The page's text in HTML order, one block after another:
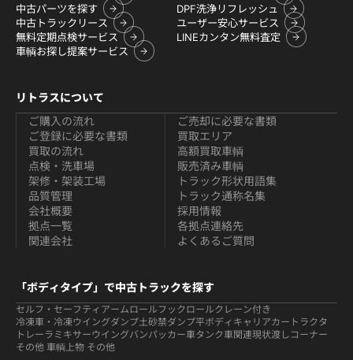
中古パーツを探す
DPF洗浄リフレッシュ
中古トラックリース
ユーザー安心サービス
無料定期点検サービス
LINEカンタン無料査定
車輌お探し提案サービス
リトラスについて
ご購入の流れ
ご登録に必要な書類
買取の流れ
ご売却に必要な書類
買取エリア
高額買取車輌
点検・洗車場
架修・架装工場
品質管理
販売済み車輌
トラック形状用語集
トラック通称名集
会社概要
拠点一覧
関連会社
採用情報
各拠点連絡先
よくあるご質問
「ボディタイプ」で中古トラックを探す
セルフ・セーフティ アームロールフックロールクレーン付き
冷凍車・冷凍ウイングダンプ土砂禁ダンプ平ボディ キャリアカー トラクタ
トレーラ ミキサーウイングバンパッカー車タンク車関連現状渡しコーナー
その他 車輌 上物 その他